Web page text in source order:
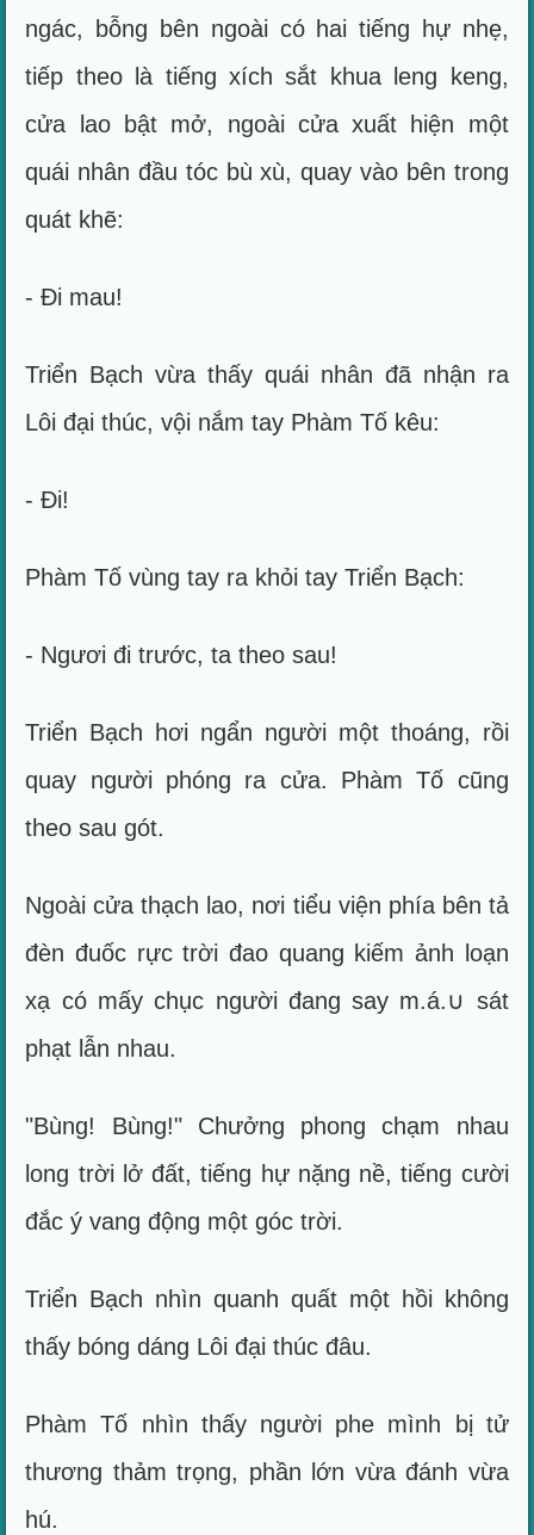
ngác, bỗng bên ngoài có hai tiếng hự nhẹ,
tiếp theo là tiếng xích sắt khua leng keng,
cửa lao bật mở, ngoài cửa xuất hiện một
quái nhân đầu tóc bù xù, quay vào bên trong
quát khẽ:
- Đi mau!
Triển Bạch vừa thấy quái nhân đã nhận ra
Lôi đại thúc, vội nắm tay Phàm Tố kêu:
- Đi!
Phàm Tố vùng tay ra khỏi tay Triển Bạch:
- Ngươi đi trước, ta theo sau!
Triển Bạch hơi ngẩn người một thoáng, rồi
quay người phóng ra cửa. Phàm Tố cũng
theo sau gót.
Ngoài cửa thạch lao, nơi tiểu viện phía bên tả
đèn đuốc rực trời đao quang kiếm ảnh loạn
xạ có mấy chục người đang say m.á.∪ sát
phạt lẫn nhau.
"Bùng! Bùng!" Chưởng phong chạm nhau
long trời lở đất, tiếng hự nặng nề, tiếng cười
đắc ý vang động một góc trời.
Triển Bạch nhìn quanh quất một hồi không
thấy bóng dáng Lôi đại thúc đâu.
Phàm Tố nhìn thấy người phe mình bị tử
thương thảm trọng, phần lớn vừa đánh vừa
hú.